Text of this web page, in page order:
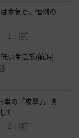
本気か、恒例の
1 日前
い生活系(航海)
事の「攻撃力+防
た
2 日前